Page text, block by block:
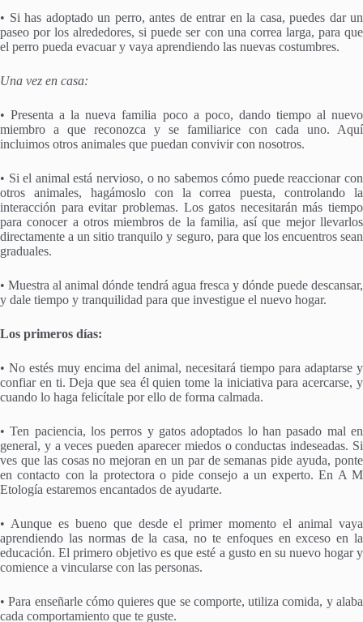
• Si has adoptado un perro, antes de entrar en la casa, puedes dar un
paseo por los alrededores, si puede ser con una correa larga, para que
el perro pueda evacuar y vaya aprendiendo las nuevas costumbres.
Una vez en casa:
• Presenta a la nueva familia poco a poco, dando tiempo al nuevo
miembro a que reconozca y se familiarice con cada uno. Aquí
incluimos otros animales que puedan convivir con nosotros.
• Si el animal está nervioso, o no sabemos cómo puede reaccionar con
otros animales, hagámoslo con la correa puesta, controlando la
interacción para evitar problemas. Los gatos necesitarán más tiempo
para conocer a otros miembros de la familia, así que mejor llevarlos
directamente a un sitio tranquilo y seguro, para que los encuentros sean
graduales.
• Muestra al animal dónde tendrá agua fresca y dónde puede descansar,
y dale tiempo y tranquilidad para que investigue el nuevo hogar.
Los primeros días:
• No estés muy encima del animal, necesitará tiempo para adaptarse y
confiar en ti. Deja que sea él quien tome la iniciativa para acercarse, y
cuando lo haga felicítale por ello de forma calmada.
• Ten paciencia, los perros y gatos adoptados lo han pasado mal en
general, y a veces pueden aparecer miedos o conductas indeseadas. Si
ves que las cosas no mejoran en un par de semanas pide ayuda, ponte
en contacto con la protectora o pide consejo a un experto. En A M
Etología estaremos encantados de ayudarte.
• Aunque es bueno que desde el primer momento el animal vaya
aprendiendo las normas de la casa, no te enfoques en exceso en la
educación. El primero objetivo es que esté a gusto en su nuevo hogar y
comience a vincularse con las personas.
• Para enseñarle cómo quieres que se comporte, utiliza comida, y alaba
cada comportamiento que te guste.